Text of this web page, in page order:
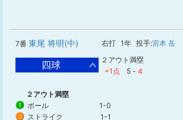
7番 東尾 将明(中) 右打 1年 投手:宮本 岳
四球
２アウト満塁
+1点
5 - 4
２アウト満塁
1 ボール 1-0
2 ストライク 1-1